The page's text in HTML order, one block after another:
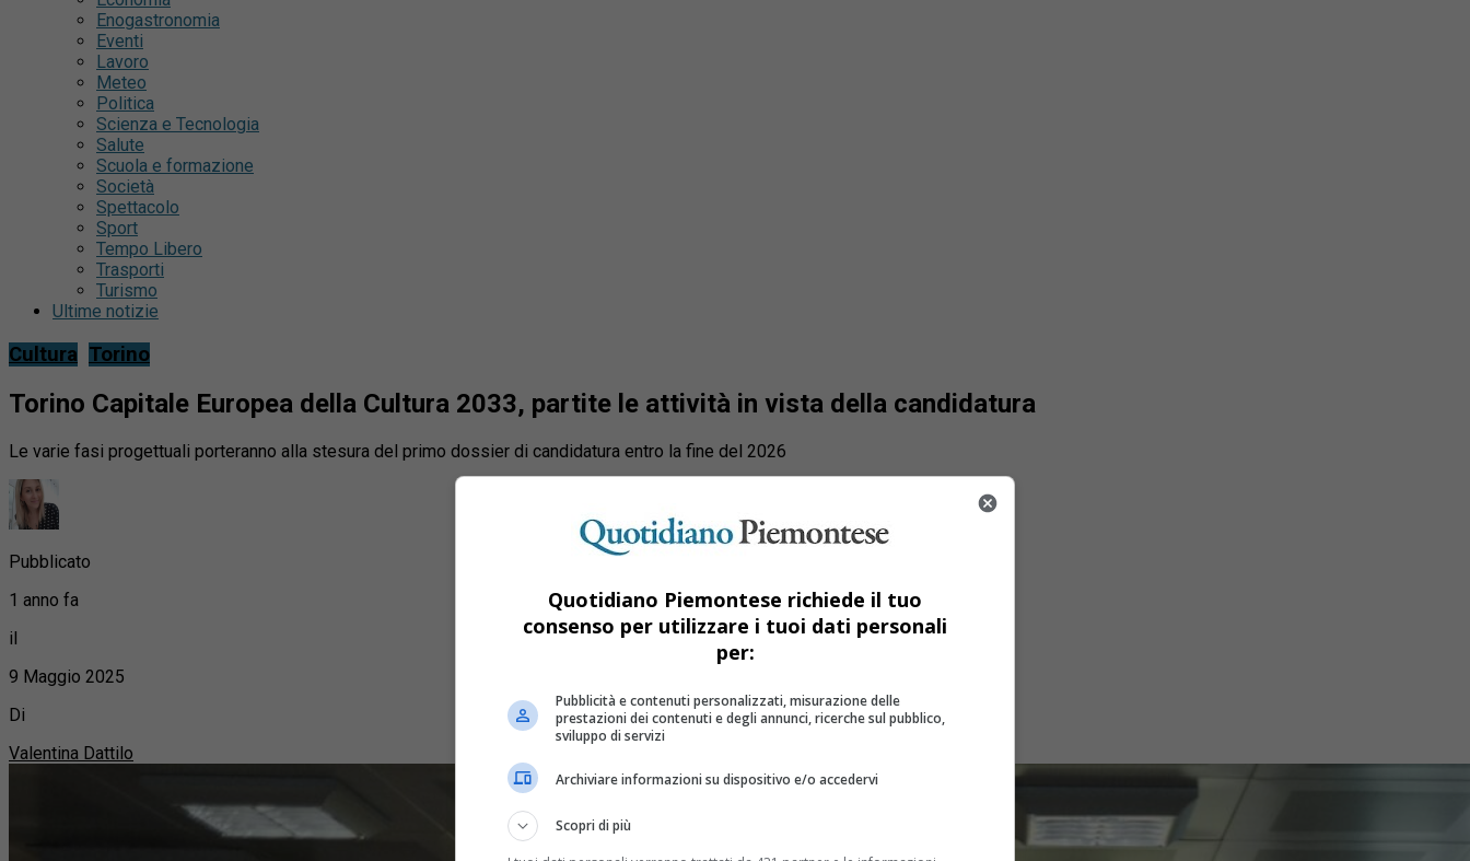
Enogastronomia
Eventi
Lavoro
Meteo
Politica
Scienza e Tecnologia
Salute
Scuola e formazione
Società
Spettacolo
Sport
Tempo Libero
Trasporti
Turismo
Ultime notizie
Cultura Torino
Torino Capitale Europea della Cultura 2033, partite le attività in vista della candidatura
Le varie fasi progettuali porteranno alla stesura del primo dossier di candidatura entro la fine del 2026
Pubblicato
1 anno fa
il
9 Maggio 2025
Di
Valentina Dattilo
Quotidiano Piemontese richiede il tuo
consenso per utilizzare i tuoi dati personali
per:
Pubblicità e contenuti personalizzati, misurazione delle
prestazioni dei contenuti e degli annunci, ricerche sul pubblico,
sviluppo di servizi
Archiviare informazioni su dispositivo e/o accedervi
Scopri di più